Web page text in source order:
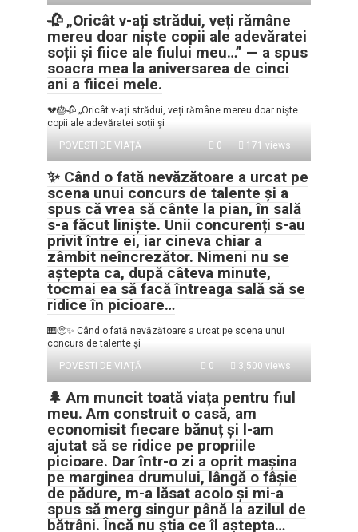
🥀 „Oricât v-ați strădui, veți rămâne
mereu doar niște copii ale adevăratei
soții și fiice ale fiului meu…” — a spus
soacra mea la aniversarea de cinci
ani a fiicei mele.
💔🎂🥀 „Oricât v-ați strădui, veți rămâne mereu doar niște
copii ale adevăratei soții și
POVESTI DE VIAȚĂ
0 171 views
✨ Când o fată nevăzătoare a urcat pe
scena unui concurs de talente și a
spus că vrea să cânte la pian, în sală
s-a făcut liniște. Unii concurenți s-au
privit între ei, iar cineva chiar a
zâmbit neîncrezător. Nimeni nu se
aștepta ca, după câteva minute,
tocmai ea să facă întreaga sală să se
ridice în picioare…
🎹🥺✨ Când o fată nevăzătoare a urcat pe scena unui
concurs de talente și
POVESTI DE VIAȚĂ
0 3,500 views
🌲 Am muncit toată viața pentru fiul
meu. Am construit o casă, am
economisit fiecare bănuț și l-am
ajutat să se ridice pe propriile
picioare. Dar într-o zi a oprit mașina
pe marginea drumului, lângă o fâșie
de pădure, m-a lăsat acolo și mi-a
spus să merg singur până la azilul de
bătrâni. Încă nu știa ce îl aștepta…